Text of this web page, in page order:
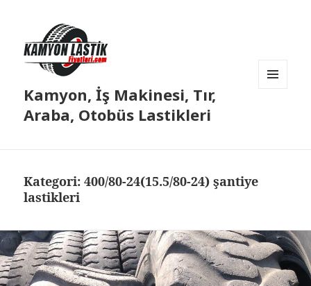
Kamyon, İş Makinesi, Tır,
Araba, Otobüs Lastikleri
Kategori:400/80-24(15.5/80-24) şantiye
lastikleri